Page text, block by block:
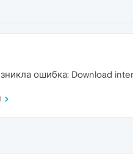
ошибка: Download